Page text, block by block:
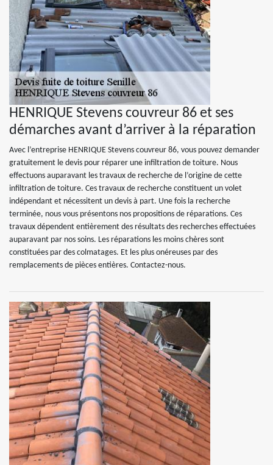
HENRIQUE Stevens couvreur 86 et ses
démarches avant d’arriver à la réparation
Avec l’entreprise HENRIQUE Stevens couvreur 86, vous pouvez demander
gratuitement le devis pour réparer une infiltration de toiture. Nous
effectuons auparavant les travaux de recherche de l’origine de cette
infiltration de toiture. Ces travaux de recherche constituent un volet
indépendant et nécessitent un devis à part. Une fois la recherche
terminée, nous vous présentons nos propositions de réparations. Ces
travaux dépendent entièrement des résultats des recherches effectuées
auparavant par nos soins. Les réparations les moins chères sont
constituées par des colmatages. Et les plus onéreuses par des
remplacements de pièces entières. Contactez-nous.